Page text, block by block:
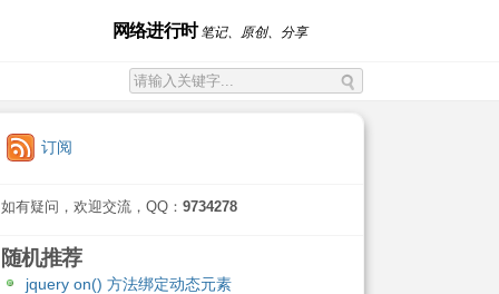
网络进行时笔记、原创、分享
订阅
如有疑问，欢迎交流，QQ： 9734278
随机推荐
jquery on() 方法绑定动态元素